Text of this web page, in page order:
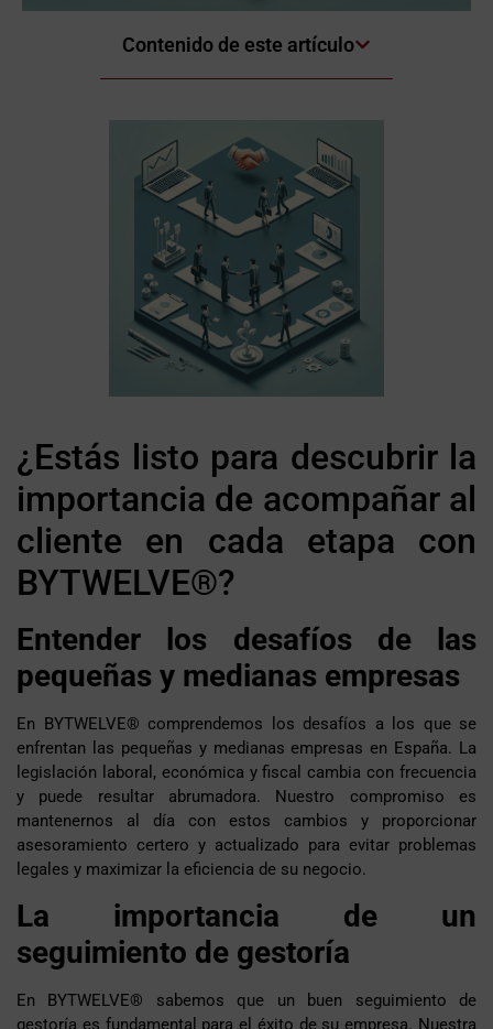
Contenido de este artículo
¿Estás listo para descubrir la
importancia de acompañar al
cliente en cada etapa con
BYTWELVE®?
Entender los desafíos de las
pequeñas y medianas empresas
En BYTWELVE® comprendemos los desafíos a los que se
enfrentan las pequeñas y medianas empresas en España. La
legislación laboral, económica y fiscal cambia con frecuencia
y puede resultar abrumadora. Nuestro compromiso es
mantenernos al día con estos cambios y proporcionar
asesoramiento certero y actualizado para evitar problemas
legales y maximizar la eficiencia de su negocio.
La importancia de un
seguimiento de gestoría
En BYTWELVE® sabemos que un buen seguimiento de
gestoría es fundamental para el éxito de su empresa. Nuestra